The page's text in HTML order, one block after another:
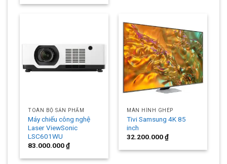
TOÀN BỘ SẢN PHẨM
Máy chiếu công nghệ
Laser ViewSonic
LSC601WU
83.000.000₫
MÀN HÌNH GHÉP
Tivi Samsung 4K 85
inch
32.200.000₫